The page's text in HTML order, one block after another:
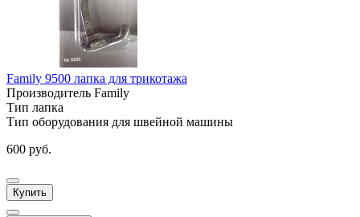
Family 9500 лапка для трикотажа
Производитель Family
Тип лапка
Тип оборудования для швейной машины
600 руб.
Купить